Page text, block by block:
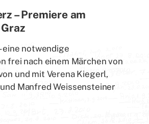
– Premiere am
eine notwendige
frei nach einem Märchen von
und mit Verena Kiegerl,
Manfred Weissensteiner